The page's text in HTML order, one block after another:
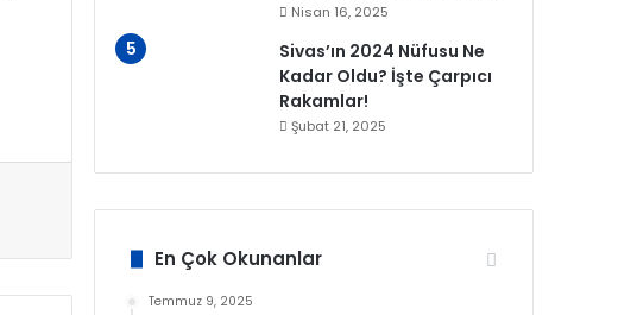
Nisan 16, 2025
Sivas’ın 2024 Nüfusu Ne
Kadar Oldu? İşte Çarpıcı
Rakamlar!
Şubat 21, 2025
En Çok Okunanlar
Temmuz 9, 2025